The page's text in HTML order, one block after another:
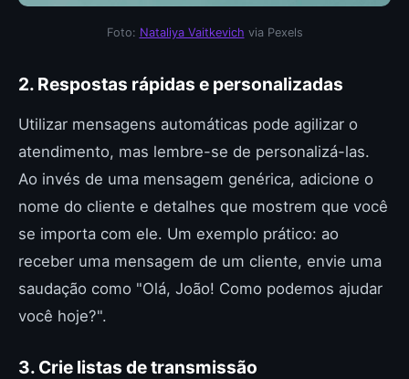
Foto: Nataliya Vaitkevich via Pexels
2. Respostas rápidas e personalizadas
Utilizar mensagens automáticas pode agilizar o
atendimento, mas lembre-se de personalizá-las.
Ao invés de uma mensagem genérica, adicione o
nome do cliente e detalhes que mostrem que você
se importa com ele. Um exemplo prático: ao
receber uma mensagem de um cliente, envie uma
saudação como "Olá, João! Como podemos ajudar
você hoje?".
3. Crie listas de transmissão